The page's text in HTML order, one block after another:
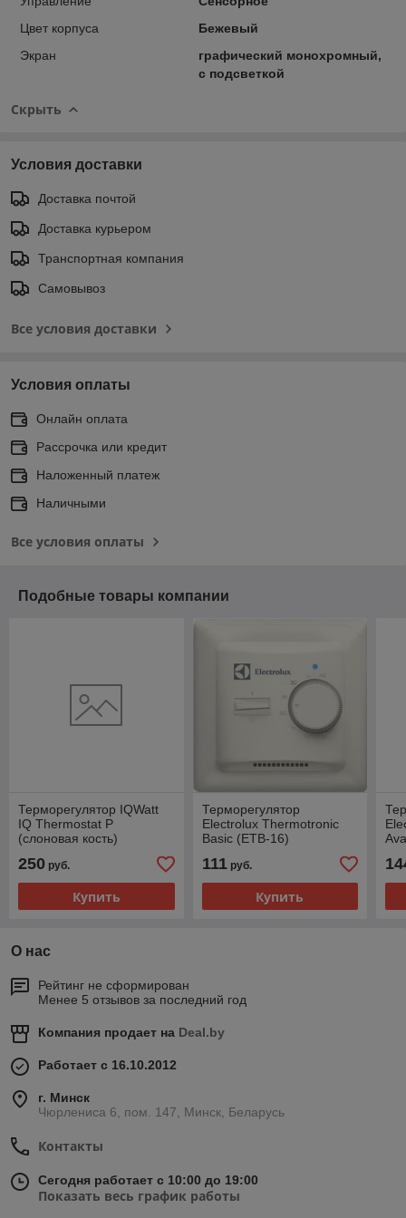
Цвет корпуса
Бежевый
Экран
графический монохромный,
с подсветкой
Скрыть
Условия доставки
Доставка почтой
Доставка курьером
Транспортная компания
Самовывоз
Все условия доставки
Условия оплаты
Онлайн оплата
Рассрочка или кредит
Наложенный платеж
Наличными
Все условия оплаты
Подобные товары компании
Терморегулятор IQWatt
IQ Thermostat Р
(слоновая кость)
250 руб.
Купить
Терморегулятор
Electrolux Thermotronic
Basic (ETB-16)
111руб.
Купить
О нас
Рейтинг не сформирован
Менее 5 отзывов за последний год
Компания продает на Deal.by
Работает с 16.10.2012
г. Минск
Чюрлениса 6, пом. 147, Минск, Беларусь
Контакты
Сегодня работает с 10:00 до 19:00
Показать весь график работы